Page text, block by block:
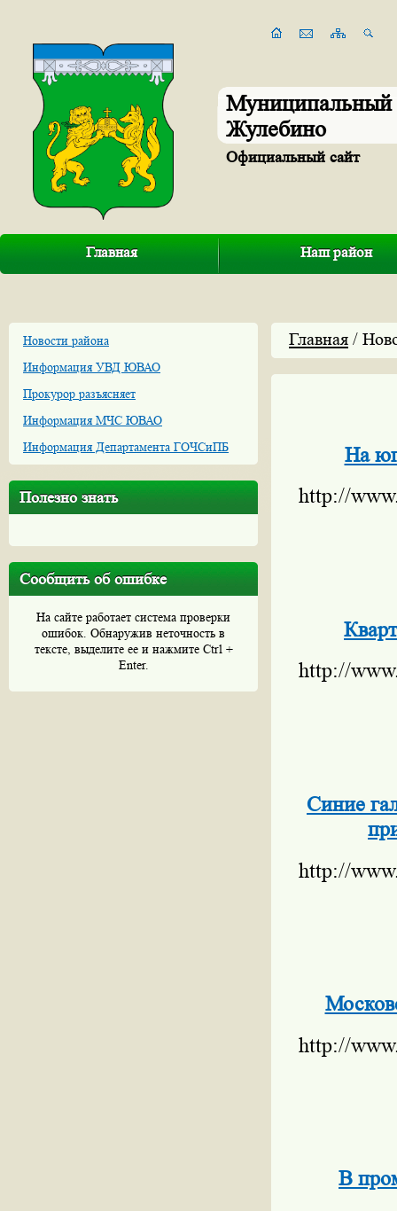
Муниципальный
Жулебино
Официальный сайт
Главная Наш район
Новости района
Информация УВД ЮВАО
Прокурор разъясняет
Информация МЧС ЮВАО
Информация Департамента ГОЧСиПБ
Полезно знать
Сообщить об ошибке
На сайте работает система проверки
ошибок. Обнаружив неточность в
тексте, выделите ее и нажмите Ctrl +
Enter.
Главная /
На
http://
http://
Синие
http://
http://
В